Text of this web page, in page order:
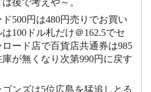
後で考えや～。
500円は480円売りでお買い
100ドル札だけ＠162.5でセ
ード店で百貨店共通券は985
が無くなり次第990円に戻す
ンズは5位広島を猛追しとる